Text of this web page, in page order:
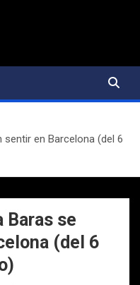
sentir en Barcelona (del 6
Baras se
(del 6